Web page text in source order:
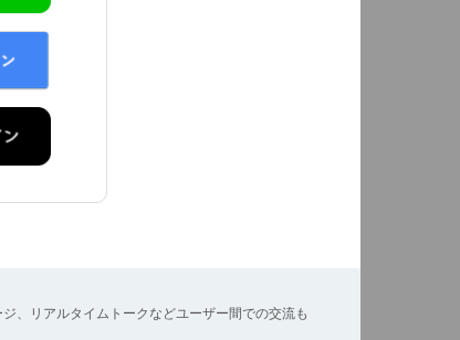
、リアルタイムトークなどユーザー間での交流も